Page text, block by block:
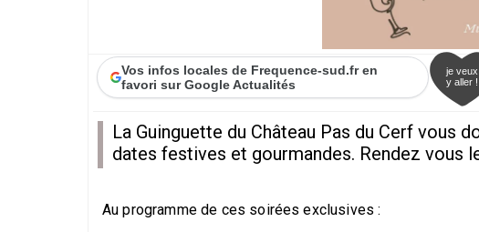
Vos infos locales de Frequence-sud.fr en
favori sur Google Actualités
je veux
y aller !
La Guinguette du Château Pas du Cerf vous
dates festives et gourmandes. Rendez vous
Au programme de ces soirées exclusives :